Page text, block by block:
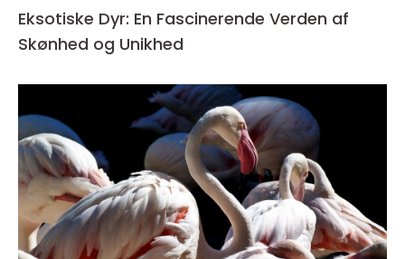
Eksotiske Dyr: En Fascinerende Verden af
Skønhed og Unikhed